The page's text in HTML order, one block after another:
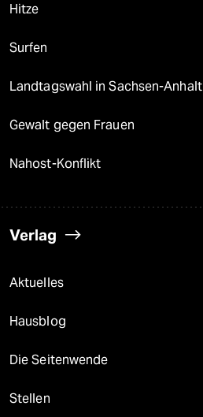
Hitze
Surfen
Landtagswahl in Sachsen-Anhalt
Gewalt gegen Frauen
Nahost-Konflikt
Verlag
Aktuelles
Hausblog
Die Seitenwende
Stellen